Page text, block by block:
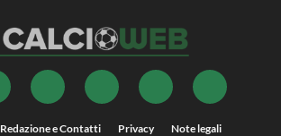
Redazione e Contatti Privacy Note legali